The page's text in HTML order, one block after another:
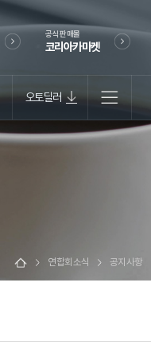
공식 판매몰
코리아카마켓
오토딜러
연합회소식 공지사항